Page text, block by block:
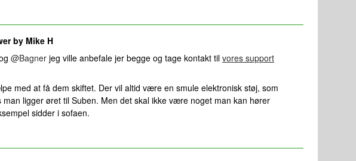
by Mike H
@Bagner jeg ville anbefale jer begge og tage kontakt til vores support
med at få dem skiftet. Der vil altid være en smule elektronisk støj, som
man ligger øret til Suben. Men det skal ikke være noget man kan hører
sidder i sofaen.